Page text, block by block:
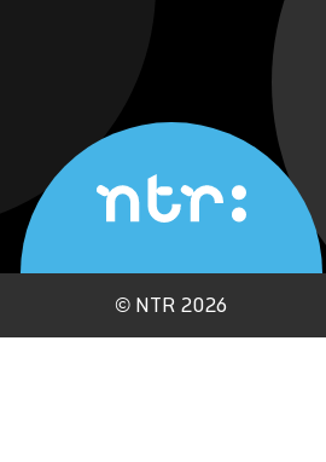
© NTR 2026